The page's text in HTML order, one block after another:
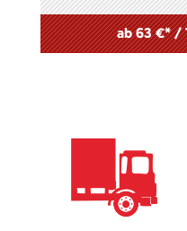
ab 63 €* /